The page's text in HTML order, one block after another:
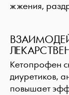
жжения,
Кетопрофен
диуретиков,
повышает